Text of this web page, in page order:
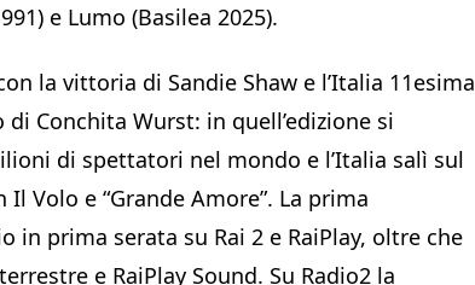
e Lumo (Basilea 2025).
la vittoria di Sandie Shaw e l’Italia 11esima
Conchita Wurst: in quell’edizione si
di spettatori nel mondo e l’Italia salì sul
Volo e “Grande Amore”. La prima
prima serata su Rai 2 e RaiPlay, oltre che
e RaiPlay Sound. Su Radio2 la